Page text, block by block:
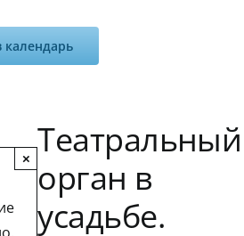
календарь
× Театральный
орган в
усадьбе.